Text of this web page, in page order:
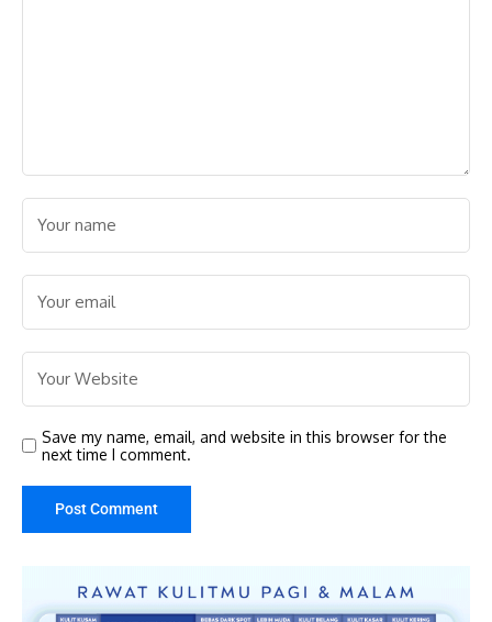
Save my name, email, and website in this browser for the
next time I comment.